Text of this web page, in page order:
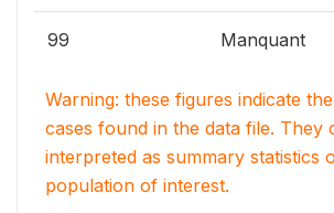
99 Manquant
Warning: these figures indicate
cases found in the data file. They
interpreted as summary statistics
population of interest.